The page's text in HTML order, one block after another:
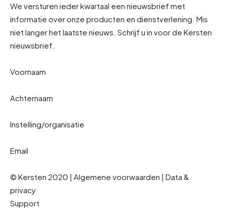
We versturen ieder kwartaal een nieuwsbrief met
informatie over onze producten en dienstverlening. Mis
niet langer het laatste nieuws. Schrijf u in voor de Kersten
nieuwsbrief.
Voornaam
Achternaam
Instelling/organisatie
Email
© Kersten 2020 | Algemene voorwaarden | Data &
privacy
Support